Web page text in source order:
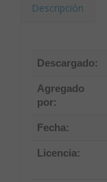
Descripción
Descargado:
Agregado
por:
Fecha:
Licencia: